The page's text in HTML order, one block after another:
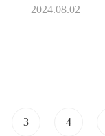
2024.08.02
3 4